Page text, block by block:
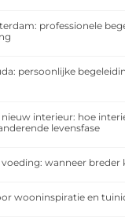
professionele
persoonlijke
interieur: hoe
levensfase
wanneer breder
wooninspiratie en